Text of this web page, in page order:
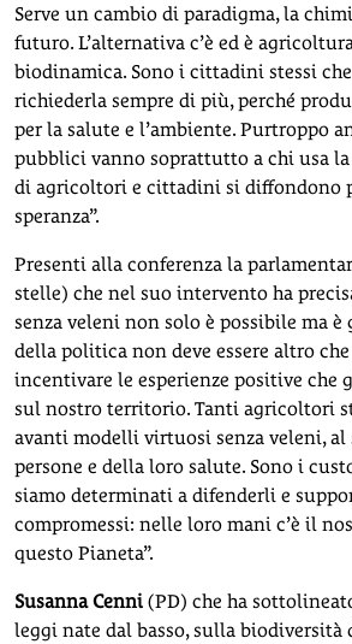
Serve un cambio di paradigma, la
futuro. L’alternativa c’è ed è
biodinamica. Sono i cittadini stessi
richiederla sempre di più, perché
per la salute e l’ambiente. Purtroppo
pubblici vanno soprattutto a chi usa
di agricoltori e cittadini si diffondono
speranza”.
Presenti alla conferenza la
stelle) che nel suo intervento ha
senza veleni non solo è possibile ma è
della politica non deve essere altro
incentivare le esperienze positive che
sul nostro territorio. Tanti agricoltori
avanti modelli virtuosi senza veleni, al
persone e della loro salute. Sono i
siamo determinati a difenderli e
compromessi: nelle loro mani c’è il
questo Pianeta”.
SusannaCenni (PD) che ha
leggi nate dal basso, sulla biodiversità